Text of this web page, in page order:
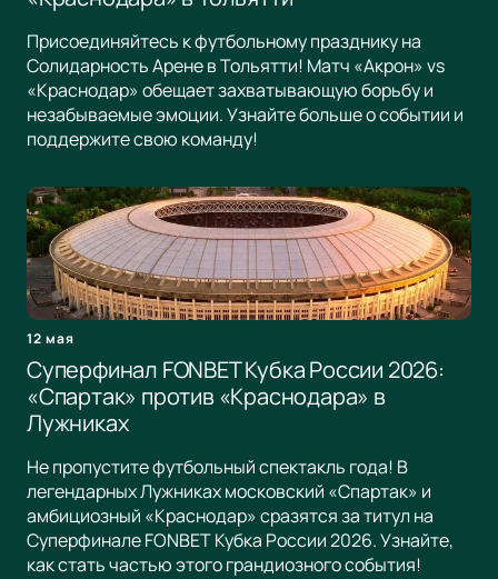
Присоединяйтесь к футбольному празднику на
Солидарность Арене в Тольятти! Матч «Акрон» vs
«Краснодар» обещает захватывающую борьбу и
незабываемые эмоции. Узнайте больше о событии и
поддержите свою команду!
12 мая
Суперфинал FONBET Кубка России 2026:
«Спартак» против «Краснодара» в
Лужниках
Не пропустите футбольный спектакль года! В
легендарных Лужниках московский «Спартак» и
амбициозный «Краснодар» сразятся за титул на
Суперфинале FONBET Кубка России 2026. Узнайте,
как стать частью этого грандиозного события!